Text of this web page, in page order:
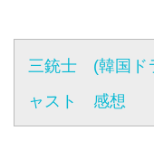
三銃士 (韓国
ャスト 感想